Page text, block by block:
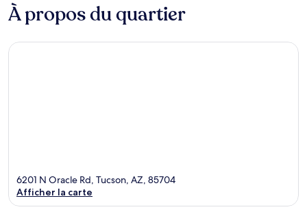
À propos du quartier
6201 N Oracle Rd, Tucson, AZ, 85704
Afficher la carte